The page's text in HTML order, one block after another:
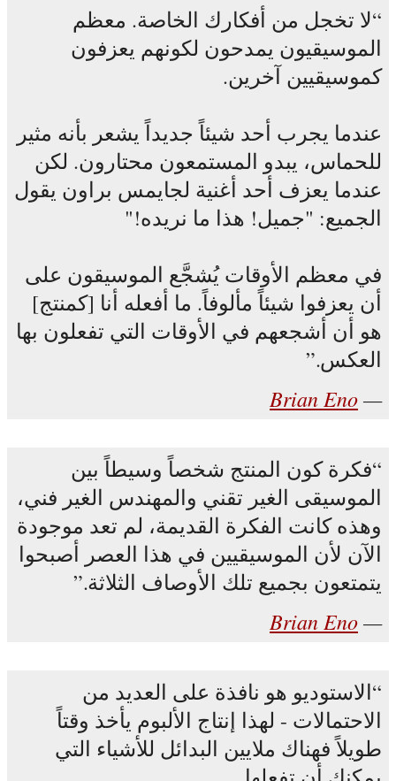
لا تخجل من أفكارك الخاصة. معظم
الموسيقيون يمدحون لكونهم يعزفون
كموسيقيين آخرين.
عندما يجرب أحد شيئاً جديداً يشعر بأنه مثير
للحماس، يبدو المستمعون محتارون. لكن
عندما يعزف أحد أغنية لجايمس براون يقول
الجميع: "جميل! هذا ما نريده!"
في معظم الأوقات يُشجَّع الموسيقون على
أن يعزفوا شيئاً مألوفاً. ما أفعله أنا [كمنتج]
هو أن أشجعهم في الأوقات التي تفعلون بها
العكس.
Brian Eno
فكرة كون المنتج شخصاً وسيطاً بين
الموسيقى الغير تقني والمهندس الغير فني،
وهذه كانت الفكرة القديمة، لم تعد موجودة
الآن لأن الموسيقيين في هذا العصر أصبحوا
يتمتعون بجميع تلك الأوصاف الثلاثة.
Brian Eno
الاستوديو هو نافذة على العديد من
الاحتمالات - لهذا إنتاج الألبوم يأخذ وقتاً
طويلاً فهناك ملايين البدائل للأشياء التي